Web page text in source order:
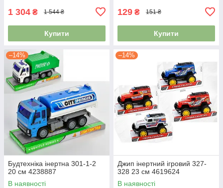
1 304 ₴ 1 544 ₴
Купити
129 ₴ 151 ₴
Купити
–14%
Будтехніка інертна 301-1-2
20 см 4238887
В наявності
–14%
Джип інертний ігровий 327-
328 23 см 4619624
В наявності